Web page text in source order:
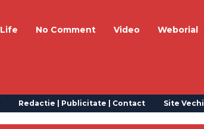
Life No Comment Video Weborial
Redactie | Publicitate | Contact Site Vechi